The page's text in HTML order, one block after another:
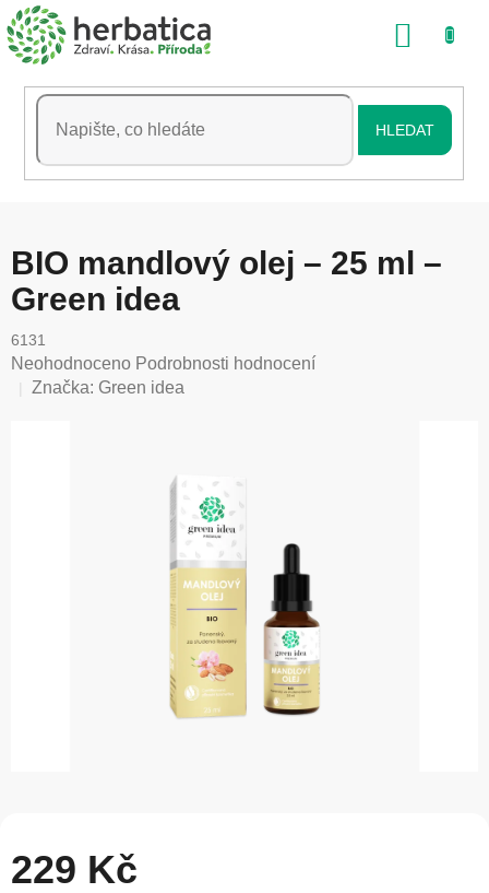
Přejít
na
obsah
HLEDAT
BIO mandlový olej – 25 ml –
Green idea
6131
Průměrné
hodnocení
Neohodnoceno Podrobnosti hodnocení
Značka: Green idea
229 Kč